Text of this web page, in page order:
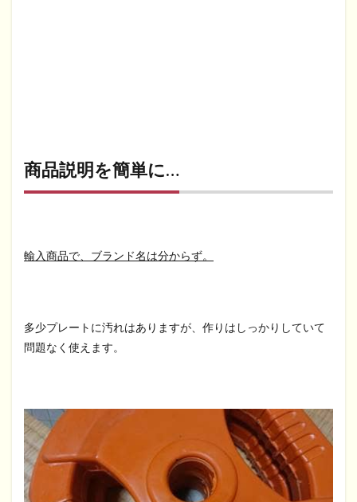
商品説明を簡単に…
輸入商品で、ブランド名は分からず。
多少プレートに汚れはありますが、作りはしっかりしていて
問題なく使えます。